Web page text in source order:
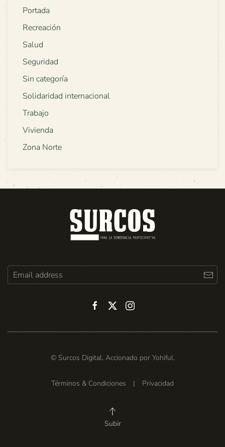
Portada
Recreación
Salud
Seguridad
Sin categoría
Solidaridad internacional
Trabajo
Vivienda
Zona Norte
© Surcos Digital. Accionado por Yohiful.
Términos & Condiciones | Privacidad
Subir